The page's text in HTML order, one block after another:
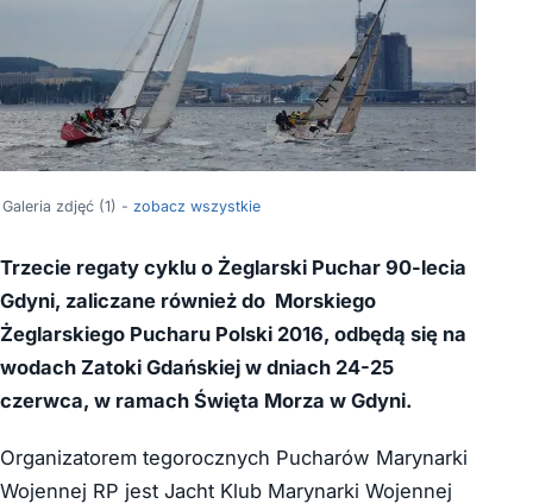
Galeria zdjęć (1) - zobacz wszystkie
Trzecie regaty cyklu o Żeglarski Puchar 90-lecia
Gdyni, zaliczane również do Morskiego
Żeglarskiego Pucharu Polski 2016, odbędą się na
wodach Zatoki Gdańskiej w dniach 24-25
czerwca, w ramach Święta Morza w Gdyni.
Organizatorem tegorocznych Pucharów Marynarki
Wojennej RP jest Jacht Klub Marynarki Wojennej